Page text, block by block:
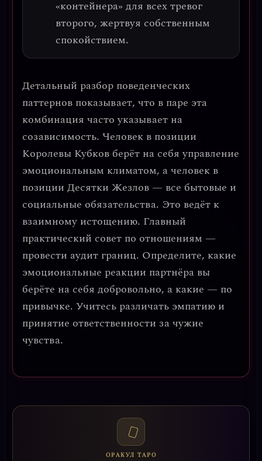
«контейнера» для всех тревог
второго, жертвуя собственным
спокойствием.
Детальный разбор поведенческих
паттернов показывает, что в паре эта
комбинация часто указывает на
созависимость. Человек в позиции
Королевы Кубков берёт на себя управление
эмоциональным климатом, а человек в
позиции Десятки Жезлов — все бытовые и
социальные обязательства. Это ведёт к
взаимному истощению. Главный
практический совет по отношениям —
провести аудит границ. Определите, какие
эмоциональные реакции партнёра вы
берёте на себя добровольно, а какие — по
привычке. Учитесь различать эмпатию и
принятие ответственности за чужие
чувства.
ОРАКУЛ ТАРО